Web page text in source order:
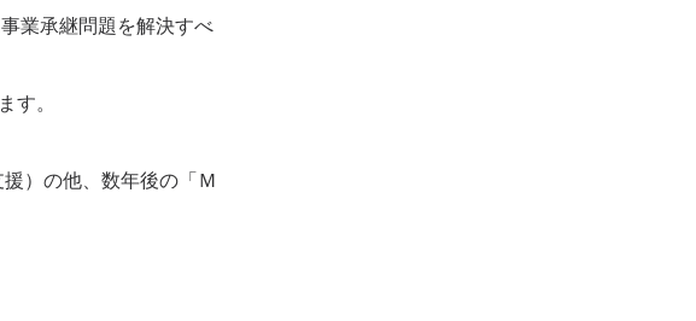
業承継問題を解決すべ
す。
）の他、数年後の「Ｍ